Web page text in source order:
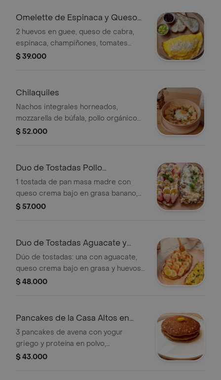
acompañamiento
Omelette de Espinaca y Queso
de Cabra
2 huevos en guee, queso de cabra,
espinaca, champiñones, tomates
secos, parmessano madurado rallado,
$ 39.000
Chilaquiles
Nachos integrales horneados,
mozzarella de búfala, pollo orgánico
sin inyecciónes, huevo en guee, salsa
cilantro, pimentón ahumado y crema
$ 52.000
Duo de Tostadas Pollo
Champiñones
1 tostada de pan masa madre con
queso crema bajo en grasa banano,
fresas, mantequilla de almendras, y
mozarella de bufala y parmesano
$ 57.000
Duo de Tostadas Aguacate y
huevo
Dúo de tostadas: una con aguacate,
queso crema bajo en grasa y huevos
cremosos en ghee; otra con banano,
$ 48.000
Pancakes de la Casa Altos en
Proteina
3 pancakes de avena con yogur
griego y proteína en polvo,
acompañados de miel de maple con
$ 43.000